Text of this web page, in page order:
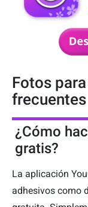
Fotos
frecuentes
¿Cómo
gratis?
La aplicación
adhesivos como